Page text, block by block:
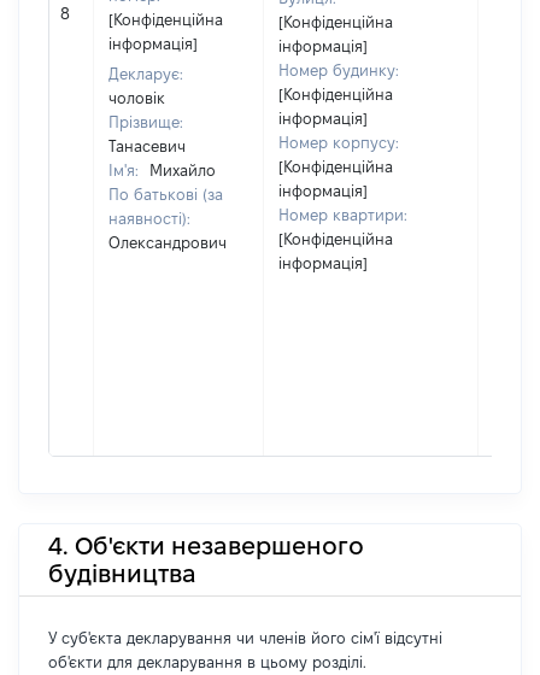
8
[Конфіденційна
інформація]
Декларує:
чоловік
Прізвище:
Танасевич
Ім'я:
Михайло
По батькові (за
наявності):
Олександрович
[Конфіденційна
інформація]
Номер будинку:
[Конфіденційна
інформація]
Номер корпусу:
[Конфіденційна
інформація]
Номер квартири:
[Конфіденційна
інформація]
4. Об'єкти незавершеного
будівництва
У суб'єкта декларування чи членів його сім'ї відсутні
об'єкти для декларування в цьому розділі.